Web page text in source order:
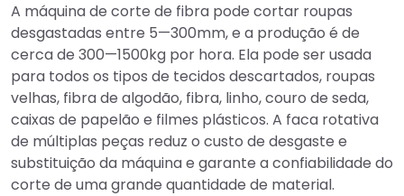
A máquina de corte de fibra pode cortar roupas
desgastadas entre 5—300mm, e a produção é de
cerca de 300—1500kg por hora. Ela pode ser usada
para todos os tipos de tecidos descartados, roupas
velhas, fibra de algodão, fibra, linho, couro de seda,
caixas de papelão e filmes plásticos. A faca rotativa
de múltiplas peças reduz o custo de desgaste e
substituição da máquina e garante a confiabilidade do
corte de uma grande quantidade de material.